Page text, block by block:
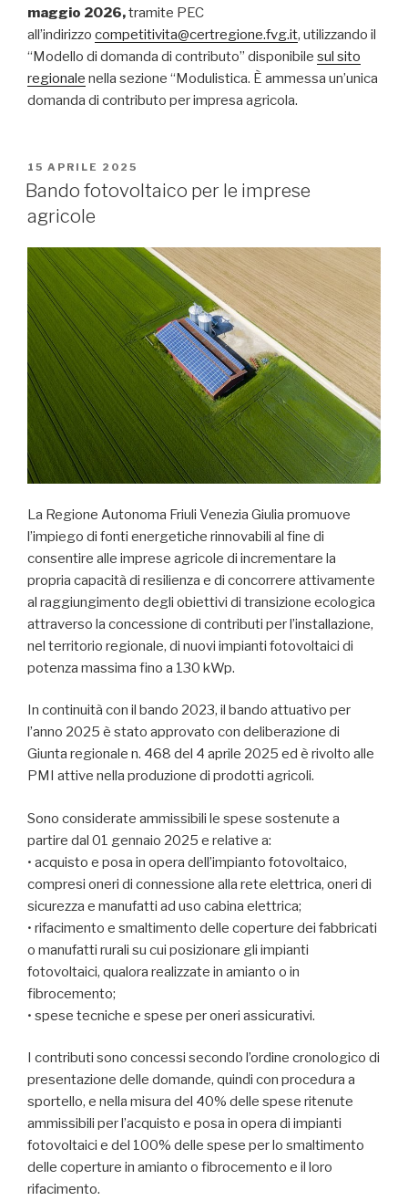
maggio 2026,tramite PEC
all’indirizzo competitivita@certregione.fvg.it, utilizzando il
“Modello di domanda di contributo” disponibile sul sito
regionale nella sezione “Modulistica. È ammessa un’unica
domanda di contributo per impresa agricola.
PUBBLICATO
IL
15 APRILE 2025
Bando fotovoltaico per le imprese
agricole
La Regione Autonoma Friuli Venezia Giulia promuove
l’impiego di fonti energetiche rinnovabili al fine di
consentire alle imprese agricole di incrementare la
propria capacità di resilienza e di concorrere attivamente
al raggiungimento degli obiettivi di transizione ecologica
attraverso la concessione di contributi per l’installazione,
nel territorio regionale, di nuovi impianti fotovoltaici di
potenza massima fino a 130 kWp.
In continuità con il bando 2023, il bando attuativo per
l’anno 2025 è stato approvato con deliberazione di
Giunta regionale n. 468 del 4 aprile 2025 ed è rivolto alle
PMI attive nella produzione di prodotti agricoli.
Sono considerate ammissibili le spese sostenute a
partire dal 01 gennaio 2025 e relative a:
• acquisto e posa in opera dell’impianto fotovoltaico,
compresi oneri di connessione alla rete elettrica, oneri di
sicurezza e manufatti ad uso cabina elettrica;
• rifacimento e smaltimento delle coperture dei fabbricati
o manufatti rurali su cui posizionare gli impianti
fotovoltaici, qualora realizzate in amianto o in
fibrocemento;
• spese tecniche e spese per oneri assicurativi.
I contributi sono concessi secondo l’ordine cronologico di
presentazione delle domande, quindi con procedura a
sportello, e nella misura del 40% delle spese ritenute
ammissibili per l’acquisto e posa in opera di impianti
fotovoltaici e del 100% delle spese per lo smaltimento
delle coperture in amianto o fibrocemento e il loro
rifacimento.